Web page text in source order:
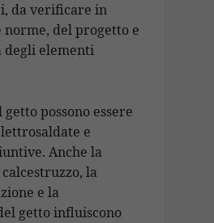
da verificare in
del progetto e
degli elementi
possono essere
e
Anche la
la
e la
getto influiscono